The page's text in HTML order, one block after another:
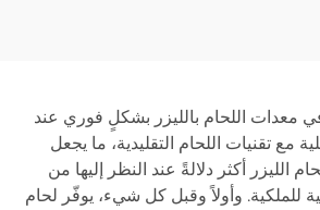
في معدات اللحام بالليزر بشكلٍ فوري عند
مع تقنيات اللحام التقليدية، ما يجعل
الليزر أكثر دلالةً عند النظر إليها من
للملكية. وأولاً وقبل كل شيء، يوفّر لحام